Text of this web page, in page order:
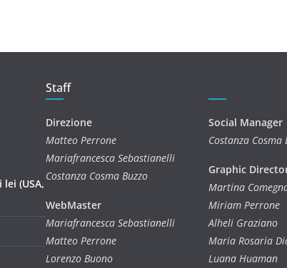
(USA,
Staff
Direzione
Matteo Perrone
Mariafrancesca Sebastianelli
Costanza Cosma Buzzo
WebMaster
Mariafrancesca Sebastianelli
Matteo Perrone
Lorenzo Buono
Social Manager
Costanza Cosma
Graphic
Martina
Miriam Perrone
Alheli Graziano
Maria Rosaria
Luana Huaman